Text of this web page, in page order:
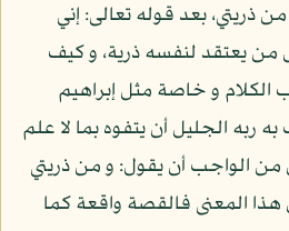
ذريتي، بعد قوله تعالى: إني
من يعتقد لنفسه ذرية، و كيف
الكلام و خاصة مثل إبراهيم
ربه الجليل أن يتفوه بما لا علم
من الواجب أن يقول: و من ذريتي
هذا المعنى فالقصة واقعة كما